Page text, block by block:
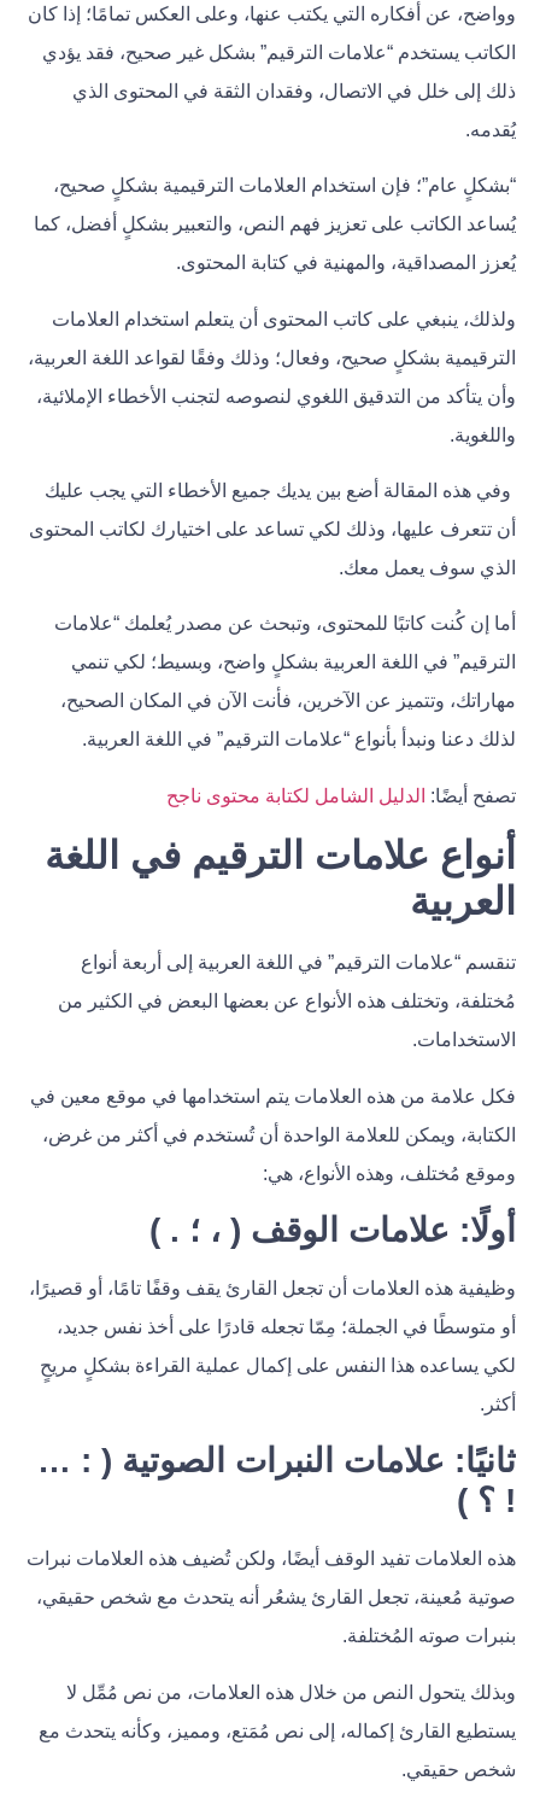
وواضح، عن أفكاره التي يكتب عنها، وعلى العكس تمامًا؛ إذا كان
الكاتب يستخدم “علامات الترقيم” بشكل غير صحيح، فقد يؤدي
ذلك إلى خلل في الاتصال، وفقدان الثقة في المحتوى الذي
يُقدمه.
“بشكلٍ عام”؛ فإن استخدام العلامات الترقيمية بشكلٍ صحيح،
يُساعد الكاتب على تعزيز فهم النص، والتعبير بشكلٍ أفضل، كما
يُعزز المصداقية، والمهنية في كتابة المحتوى.
ولذلك، ينبغي على كاتب المحتوى أن يتعلم استخدام العلامات
الترقيمية بشكلٍ صحيح، وفعال؛ وذلك وفقًا لقواعد اللغة العربية،
وأن يتأكد من التدقيق اللغوي لنصوصه لتجنب الأخطاء الإملائية،
واللغوية.
وفي هذه المقالة أضع بين يديك جميع الأخطاء التي يجب عليك
أن تتعرف عليها، وذلك لكي تساعد على اختيارك لكاتب المحتوى
الذي سوف يعمل معك.
أما إن كُنت كاتبًا للمحتوى، وتبحث عن مصدر يُعلمك “علامات
الترقيم” في اللغة العربية بشكلٍ واضح، وبسيط؛ لكي تنمي
مهاراتك، وتتميز عن الآخرين، فأنت الآن في المكان الصحيح،
لذلك دعنا ونبدأ بأنواع “علامات الترقيم” في اللغة العربية.
تصفح أيضًا: الدليل الشامل لكتابة محتوى ناجح
أنواع علامات الترقيم في اللغة
العربية
تنقسم “علامات الترقيم” في اللغة العربية إلى أربعة أنواع
مُختلفة، وتختلف هذه الأنواع عن بعضها البعض في الكثير من
الاستخدامات.
فكل علامة من هذه العلامات يتم استخدامها في موقع معين في
الكتابة، ويمكن للعلامة الواحدة أن تُستخدم في أكثر من غرض،
وموقع مُختلف، وهذه الأنواع، هي:
أولًا: علامات الوقف ( ، ؛ . )
وظيفية هذه العلامات أن تجعل القارئ يقف وقفًا تامًا، أو قصيرًا،
أو متوسطًا في الجملة؛ مِمّا تجعله قادرًا على أخذ نفس جديد،
لكي يساعده هذا النفس على إكمال عملية القراءة بشكلٍ مريحٍ
أكثر.
ثانيًا: علامات النبرات الصوتية ( : …
! ؟ )
هذه العلامات تفيد الوقف أيضًا، ولكن تُضيف هذه العلامات نبرات
صوتية مُعينة، تجعل القارئ يشعُر أنه يتحدث مع شخص حقيقي،
بنبرات صوته المُختلفة.
وبذلك يتحول النص من خلال هذه العلامات، من نص مُمِّل لا
يستطيع القارئ إكماله، إلى نص مُمَتع، ومميز، وكأنه يتحدث مع
شخص حقيقي.